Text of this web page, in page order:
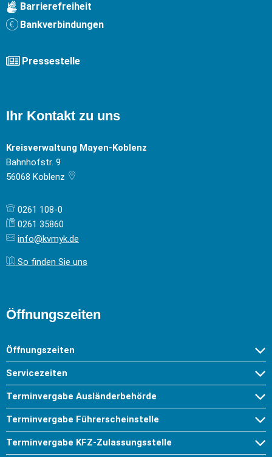
Barrierefreiheit
Bankverbindungen
Pressestelle
Ihr Kontakt zu uns
Kreisverwaltung Mayen-Koblenz
Bahnhofstr. 9
56068 Koblenz
0261 108-0
0261 35860
info@kvmyk.de
So finden Sie uns
Öffnungszeiten
Öffnungszeiten
Servicezeiten
Terminvergabe Ausländerbehörde
Terminvergabe Führerscheinstelle
Terminvergabe KFZ-Zulassungsstelle